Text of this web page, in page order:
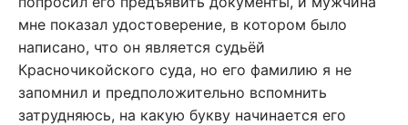
мне показал удостоверение, в котором было
написано, что он является судьёй
Красночикойского суда, но его фамилию я не
запомнил и предположительно вспомнить
затрудняюсь, на какую букву начинается его